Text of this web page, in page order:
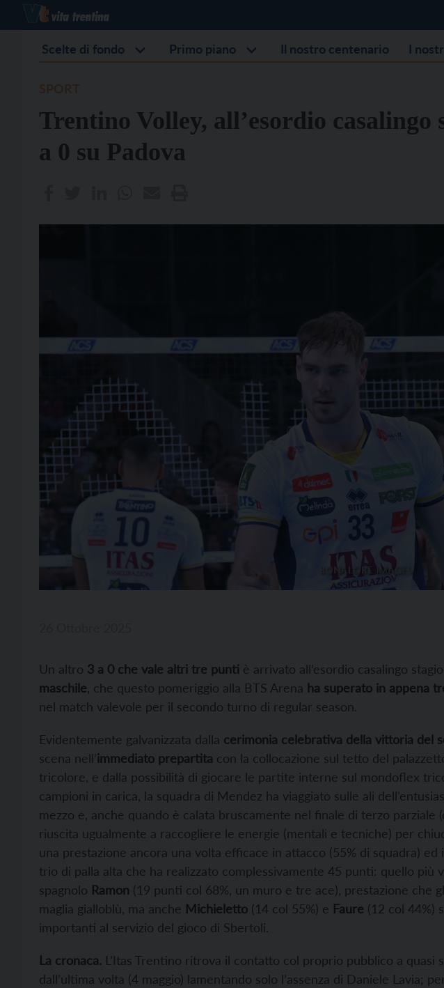
Scelte di fondo Primo piano Il nostro centenario I
Trentino Volley, all’esordio casalingo
a 0 su Padova
Un altro 3 a 0 che vale altri tre punti è arrivato all’esordio casalingo
maschile , che questo pomeriggio alla BTS Arena ha superato in appena
nel match valevole per il secondo turno di regular season.
Evidentemente galvanizzata dalla cerimonia celebrativa della vittoria del
scena nell’immediato prepartita con la collocazione sul tetto del
tricolore, e dalla possibilità di giocare le partite interne sul mondoflex
campioni in carica, la squadra di Mendez ha viaggiato sulle ali
mezzo e, anche quando è calata bruscamente nel finale di terzo parziale
riuscita ugualmente a raccogliere le energie (mentali e tecniche) per
una prestazione ancora una volta efficace in attacco (55% di squadra)
trio di palla alta che ha realizzato complessivamente 45 punti: quello più
spagnolo Ramon (19 punti col 68%, un muro e tre ace), prestazione che
maglia gialloblù, ma anche Michieletto (14 col 55%) e Faure (12 col 44%)
importanti al servizio del gioco di Sbertoli.
La cronaca. L’Itas Trentino ritrova il contatto col proprio pubblico a quasi
dall’ultima volta (4 maggio) lamentando solo l’assenza di Daniele Lavia;